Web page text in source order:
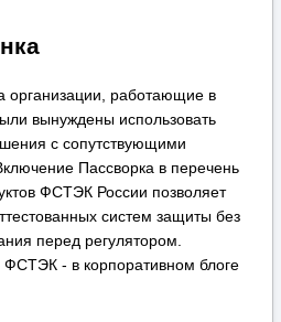
организации, работающие в
вынуждены использовать
с сопутствующими
Пассворка в перечень
ФСТЭК России позволяет
систем защиты без
перед регулятором.
- в корпоративном блоге